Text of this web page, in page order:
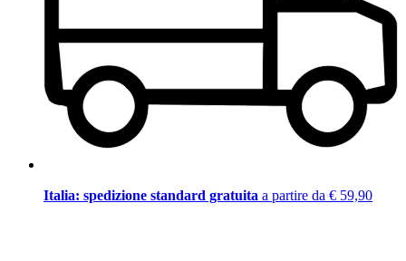
Italia: spedizione standard gratuita a partire da € 59,90